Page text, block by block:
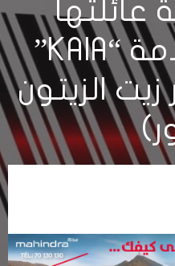
عائلتها
واطلقت علامة “KAIA”
زيت الزيتون